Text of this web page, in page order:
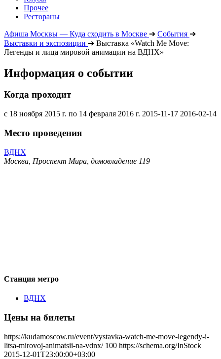
Прочее
Рестораны
Афиша Москвы — Куда сходить в Москве ➔ События ➔
Выставки и экспозиции ➔ Выставка «Watch Me Move:
Легенды и лица мировой анимации на ВДНХ»
Информация о событии
Когда проходит
с 18 ноября 2015 г. по 14 февраля 2016 г. 2015-11-17 2016-02-14
Место проведения
ВДНХ
Москва, Проспект Мира, домовладение 119
Станция метро
ВДНХ
Цены на билеты
https://kudamoscow.ru/event/vystavka-watch-me-move-legendy-i-
litsa-mirovoj-animatsii-na-vdnx/ 100 https://schema.org/InStock
2015-12-01T23:00:00+03:00